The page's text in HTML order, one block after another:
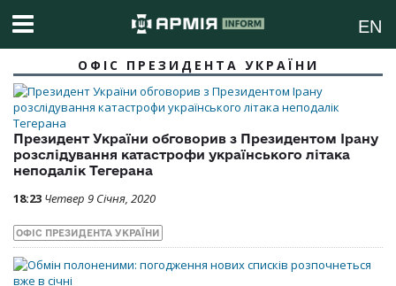
EN
ОФІС ПРЕЗИДЕНТА УКРАЇНИ
Президент України обговорив з Президентом Ірану
розслідування катастрофи українського літака
неподалік Тегерана
18:23 Четвер 9 Січня, 2020
ОФІС ПРЕЗИДЕНТА УКРАЇНИ